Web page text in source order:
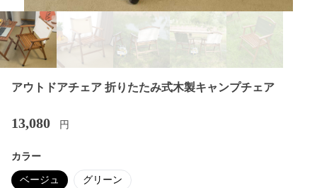
アウトドアチェア 折りたたみ式木製キャンプチェア
13,080 円
カラー
ベージュ グリーン